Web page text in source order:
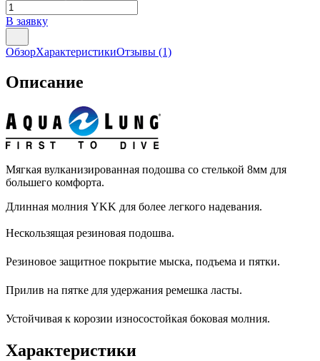
В заявку
ОбзорХарактеристикиОтзывы (1)
Описание
Мягкая вулканизированная подошва со стелькой 8мм для
большего комфорта.
Длинная молния YKK для более легкого надевания.
Нескользящая резиновая подошва.
Резиновое защитное покрытие мыска, подъема и пятки.
Прилив на пятке для удержания ремешка ласты.
Устойчивая к корозии износостойкая боковая молния.
Характеристики